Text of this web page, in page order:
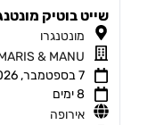
שייט בוטיק
מונטנגרו
& MANU
7 בספטמבר, 2026
8 ימים
אירופה